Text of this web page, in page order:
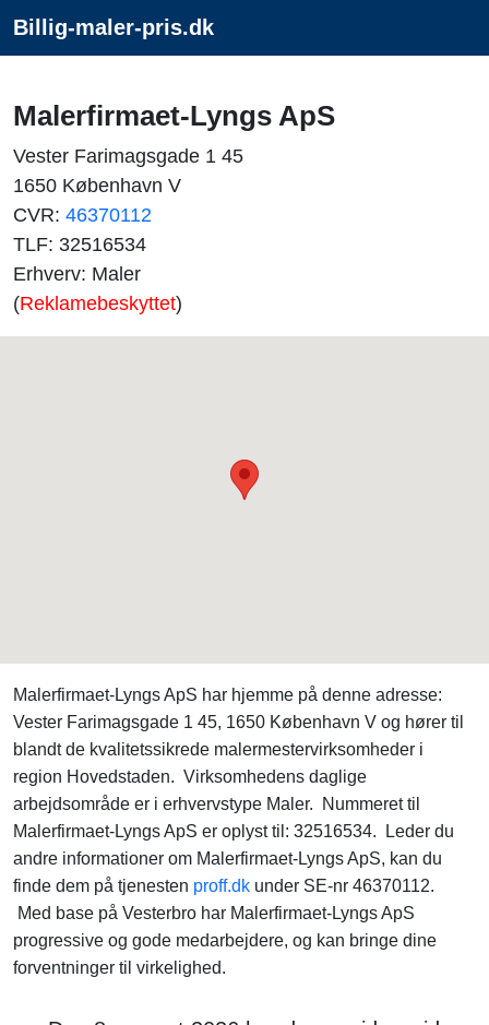
Billig-maler-pris.dk
Malerfirmaet-Lyngs ApS
Vester Farimagsgade 1 45
1650 København V
CVR: 46370112
TLF: 32516534
Erhverv: Maler
(Reklamebeskyttet)
Malerfirmaet-Lyngs ApS har hjemme på denne adresse:
Vester Farimagsgade 1 45, 1650 København V og hører til
blandt de kvalitetssikrede malermestervirksomheder i
region Hovedstaden. Virksomhedens daglige
arbejdsområde er i erhvervstype Maler. Nummeret til
Malerfirmaet-Lyngs ApS er oplyst til: 32516534. Leder du
andre informationer om Malerfirmaet-Lyngs ApS, kan du
finde dem på tjenesten proff.dk under SE-nr 46370112.
Med base på Vesterbro har Malerfirmaet-Lyngs ApS
progressive og gode medarbejdere, og kan bringe dine
forventninger til virkelighed.